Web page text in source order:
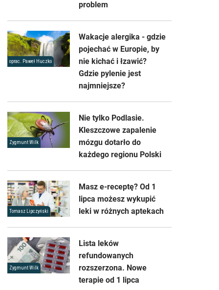
problem
oprac. Paweł Huczko
Wakacje alergika - gdzie
pojechać w Europie, by
nie kichać i łzawić?
Gdzie pylenie jest
najmniejsze?
Zygmunt Wilk
Nie tylko Podlasie.
Kleszczowe zapalenie
mózgu dotarło do
każdego regionu Polski
Tomasz Lipczyński
Masz e-receptę? Od 1
lipca możesz wykupić
leki w różnych aptekach
Zygmunt Wilk
Lista leków
refundowanych
rozszerzona. Nowe
terapie od 1 lipca